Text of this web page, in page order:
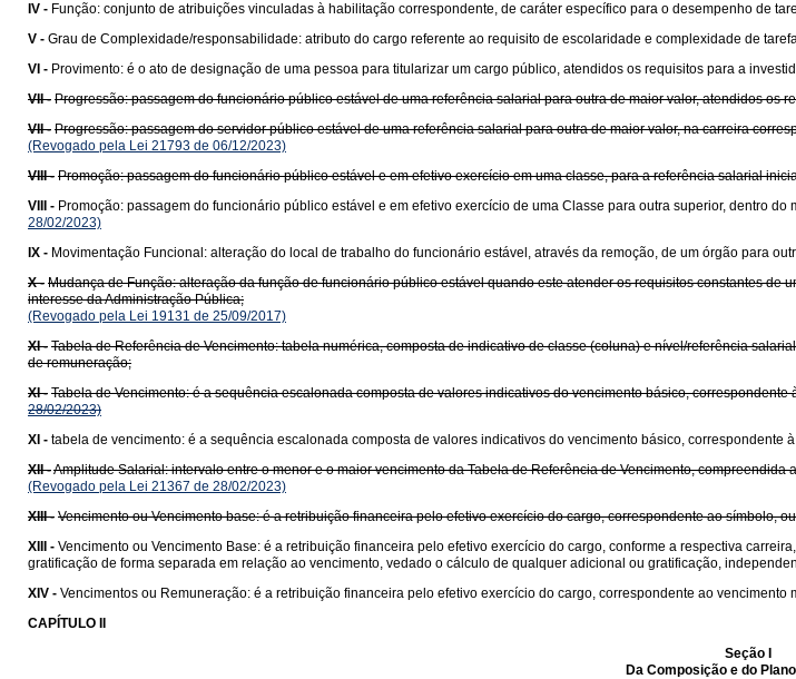
IV - Função: conjunto de atribuições vinculadas à habilitação correspondente, de caráter específico para o desempenho de
V - Grau de Complexidade/responsabilidade: atributo do cargo referente ao requisito de escolaridade e complexidade de
VI - Provimento: é o ato de designação de uma pessoa para titularizar um cargo público, atendidos os requisitos para a
VII - Progressão: passagem do funcionário público estável de uma referência salarial para outra de maior valor, atendidos os
VII - Progressão: passagem do servidor público estável de uma referência salarial para outra de maior valor, na carreira
(Revogado pela Lei 21793 de 06/12/2023)
VIII - Promoção: passagem do funcionário público estável e em efetivo exercício em uma classe, para a referência salarial
VIII - Promoção: passagem do funcionário público estável e em efetivo exercício de uma Classe para outra superior, dentro
28/02/2023)
IX - Movimentação Funcional: alteração do local de trabalho do funcionário estável, através da remoção, de um órgão para
X - Mudança de Função: alteração da função de funcionário público estável quando este atender os requisitos constantes
interesse da Administração Pública;
(Revogado pela Lei 19131 de 25/09/2017)
XI - Tabela de Referência de Vencimento: tabela numérica, composta de indicativo de classe (coluna) e nível/referência
de remuneração;
XI - Tabela de Vencimento: é a sequência escalonada composta de valores indicativos do vencimento básico,
28/02/2023)
XI - tabela de vencimento: é a sequência escalonada composta de valores indicativos do vencimento básico, correspondente
XII -Amplitude Salarial: intervalo entre o menor e o maior vencimento da Tabela de Referência de Vencimento,
(Revogado pela Lei 21367 de 28/02/2023)
XIII - Vencimento ou Vencimento base: é a retribuição financeira pelo efetivo exercício do cargo, correspondente ao símbolo,
XIII - Vencimento ou Vencimento Base: é a retribuição financeira pelo efetivo exercício do cargo, conforme a respectiva
gratificação de forma separada em relação ao vencimento, vedado o cálculo de qualquer adicional ou gratificação,
XIV - Vencimentos ou Remuneração: é a retribuição financeira pelo efetivo exercício do cargo, correspondente ao
CAPÍTULO II
Seção I
Da Composição e do